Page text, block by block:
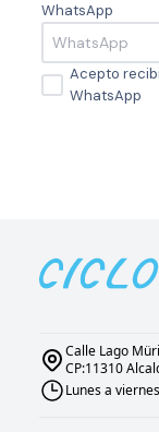
WhatsApp
Acepto
WhatsApp
Calle Lago
CP:11310
Lunes a